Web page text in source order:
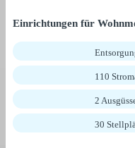
Einrichtungen für
110
2
30